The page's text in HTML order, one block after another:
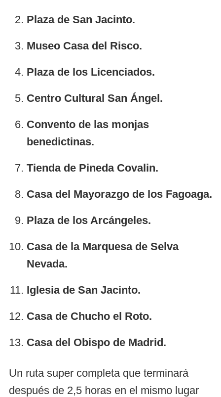
Plaza de San Jacinto.
Museo Casa del Risco.
Plaza de los Licenciados.
Centro Cultural San Ángel.
Convento de las monjas
benedictinas.
Tienda de Pineda Covalin.
Casa del Mayorazgo de los Fagoaga.
Plaza de los Arcángeles.
Casa de la Marquesa de Selva
Nevada.
Iglesia de San Jacinto.
Casa de Chucho el Roto.
Casa del Obispo de Madrid.
Un ruta super completa que terminará
después de 2,5 horas en el mismo lugar